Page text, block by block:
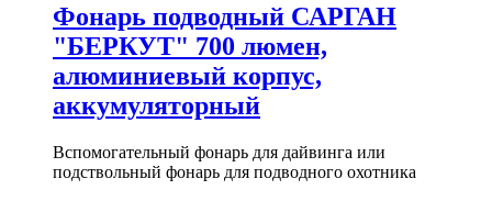
Фонарь подводный САРГАН
"БЕРКУТ" 700 люмен,
алюминиевый корпус,
аккумуляторный
Вспомогательный фонарь для дайвинга или
подствольный фонарь для подводного охотника